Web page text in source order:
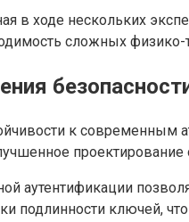
в ходе нескольких
сложных
к современным
аутентификации
подлинности ключей,